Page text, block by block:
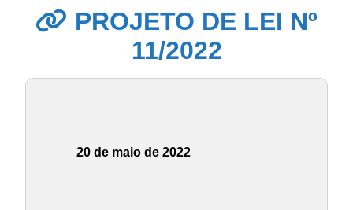
PROJETO DE LEI Nº
11/2022
20 de maio de 2022